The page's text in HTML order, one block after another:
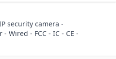
security camera -
Wired - FCC - IC - CE -